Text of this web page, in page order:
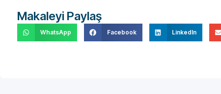
Makaleyi Paylaş
WhatsApp Facebook LinkedIn